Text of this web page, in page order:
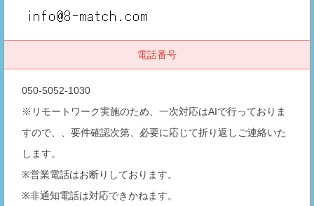
電話番号
050-5052-1030
※リモートワーク実施のため、一次対応はAIで行っておりま
すので、、要件確認次第、必要に応じて折り返しご連絡いた
します。
※営業電話はお断りしております。
※非通知電話は対応できかねます。